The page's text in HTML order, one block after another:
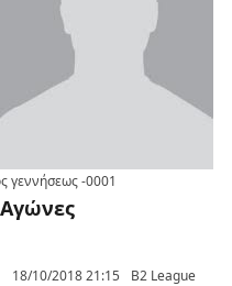
γεννήσεως-0001
Αγώνες
18/10/2018 21:15 B2 League